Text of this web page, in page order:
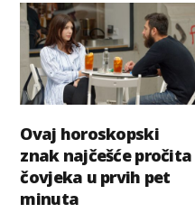
Ovaj horoskopski
znak najčešće pročita
čovjeka u prvih pet
minuta